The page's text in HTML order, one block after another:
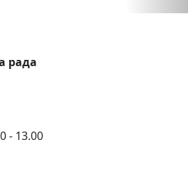
рада
- 13.00